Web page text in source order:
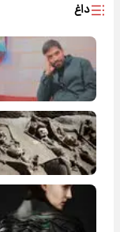
داغ